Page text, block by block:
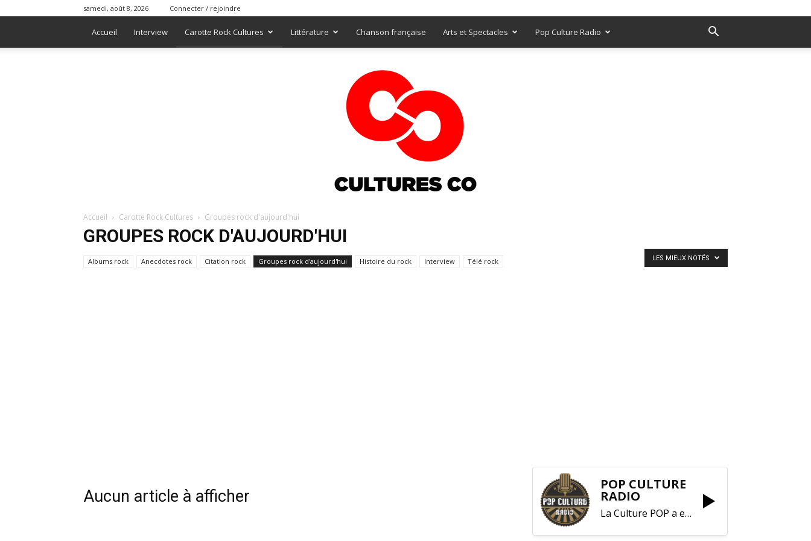
samedi, août 8, 2026 Connecter / rejoindre
Accueil Interview Carotte Rock Cultures Littérature Chanson française Arts et Spectacles Pop Culture Radio
Accueil Carotte Rock Cultures Groupes rock d'aujourd'hui
GROUPES ROCK D'AUJOURD'HUI
Albums rock Anecdotes rock Citation rock Groupes rock d'aujourd'hui Histoire du rock Interview Télé rock LES MIEUX NOTÉS
Aucun article à afficher
POP CULTURE
RADIO
La Culture POP a enfin trouvé sa RADIO !